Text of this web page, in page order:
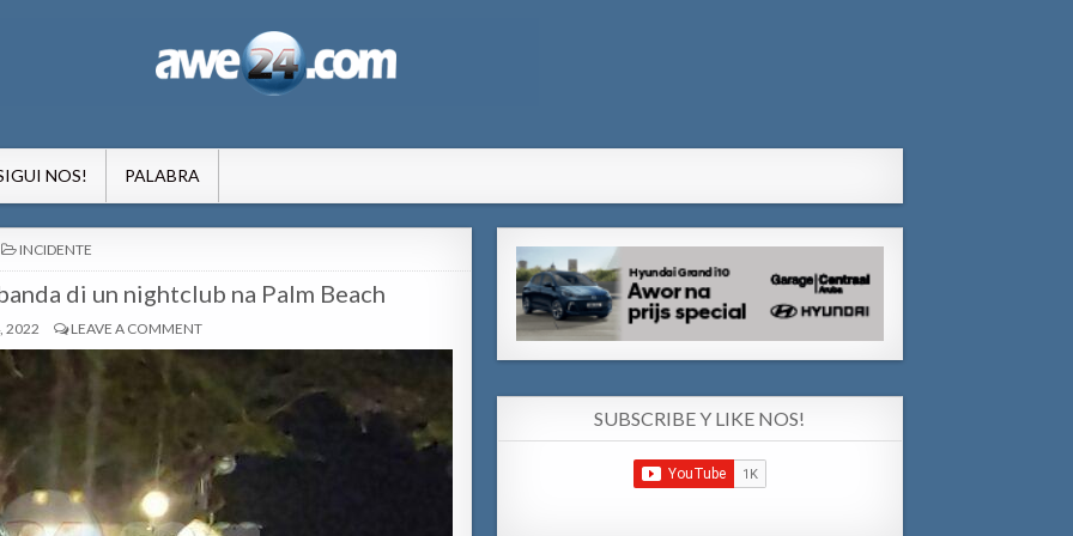
NOS! PALABRA
POSTED
IN
INCIDENTE
di un nightclub na Palm Beach
2022 LEAVE A COMMENT
SUBSCRIBE Y LIKE NOS!